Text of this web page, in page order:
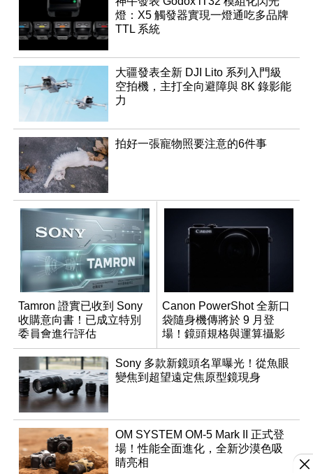
燈：X5 觸發器實現一燈通吃多品牌
TTL 系統
大疆發表全新 DJI Lito 系列入門級
空拍機，主打全向避障與 8K 錄影能
力
拍好一張寵物照要注意的6件事
Tamron 證實已收到 Sony
收購意向書！已成立特別
委員會進行評估
Canon PowerShot 全新口
袋隨身機傳將於 9 月登
場！鏡頭規格與運算攝影
升級成為焦點
Sony 多款新鏡頭名單曝光！從魚眼
變焦到超望遠定焦原型鏡現身
OM SYSTEM OM-5 Mark II 正式登
場！性能全面進化，全新沙漠色吸
睛亮相